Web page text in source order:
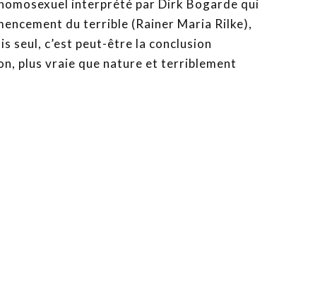
interprété par Dirk Bogarde qui
du terrible (Rainer Maria Rilke),
seul, c’est peut-être la conclusion
plus vraie que nature et terriblement